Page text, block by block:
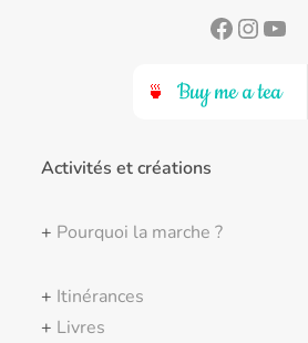
Facebook
Instagram
YouTube
Activités et créations
+ Pourquoi la marche ?
+ Itinérances
+ Livres